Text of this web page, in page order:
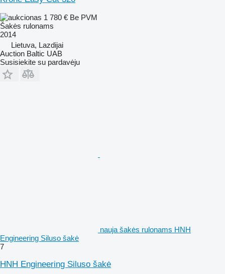
1 780 € Be PVM
Šakės rulonams
2014
Lietuva, Lazdijai
Auction Baltic UAB
Susisiekite su pardavėju
nauja šakės rulonams HNH
Engineering Siluso šakė
7
HNH Engineering Siluso šakė